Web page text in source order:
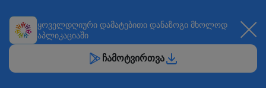
ყოველდღიური დამატებითი დანაზოგი მხოლოდ
აპლიკაციაში
ჩამოტვირთვა